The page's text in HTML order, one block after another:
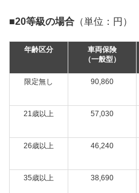
■20等級の場合 （単位：円）
年齢区分
車両保険
（一般型）
限定無し 90,860
21歳以上 57,030
26歳以上 46,240
35歳以上 38,690